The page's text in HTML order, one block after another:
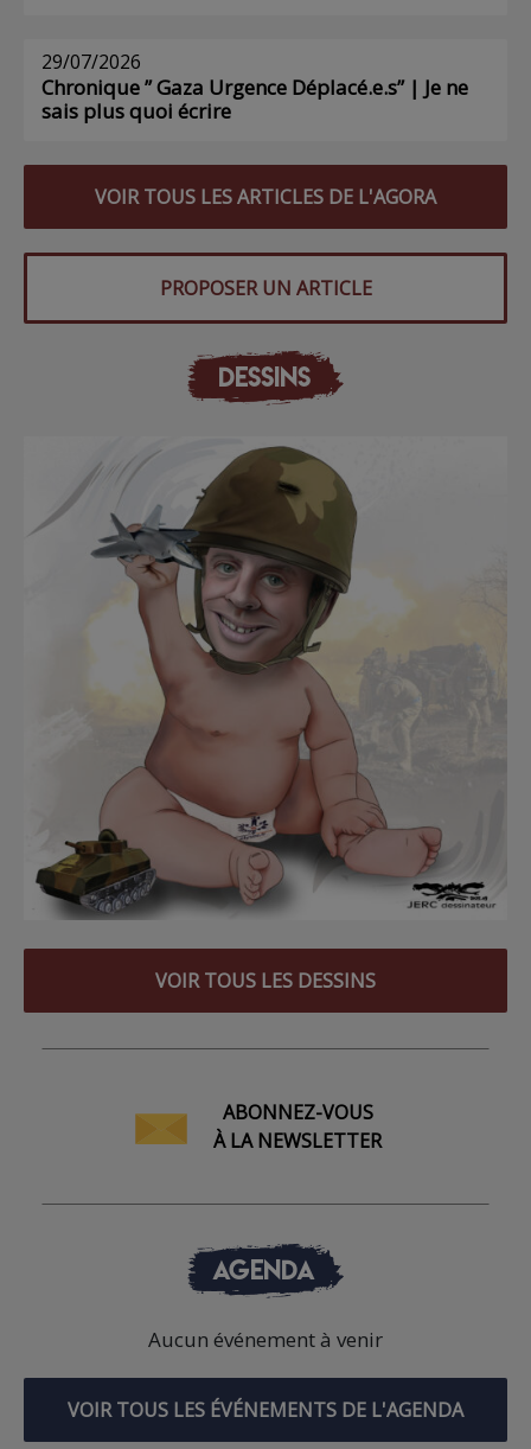
29/07/2026
Chronique ” Gaza Urgence Déplacé.e.s” | Je ne
sais plus quoi écrire
VOIR TOUS LES ARTICLES DE L'AGORA
PROPOSER UN ARTICLE
DESSINS
VOIR TOUS LES DESSINS
ABONNEZ-VOUS
À LA NEWSLETTER
AGENDA
Aucun événement à venir
VOIR TOUS LES ÉVÉNEMENTS DE L'AGENDA